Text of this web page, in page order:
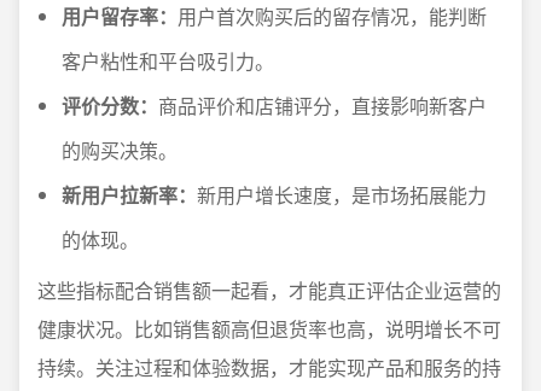
用户留存率： 用户首次购买后的留存情况，能判断
客户粘性和平台吸引力。
评价分数： 商品评价和店铺评分，直接影响新客户
的购买决策。
新用户拉新率： 新用户增长速度，是市场拓展能力
的体现。
这些指标配合销售额一起看，才能真正评估企业运营的
健康状况。比如销售额高但退货率也高，说明增长不可
持续。关注过程和体验数据，才能实现产品和服务的持